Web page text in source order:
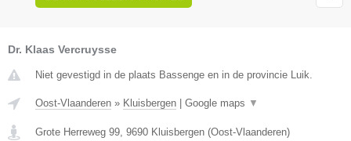
Dr. Klaas Vercruysse
Niet gevestigd in de plaats Bassenge en in de provincie Luik.
Oost-Vlaanderen » Kluisbergen Google maps ▼
Grote Herreweg 99 9690 Kluisbergen (Oost-Vlaanderen)